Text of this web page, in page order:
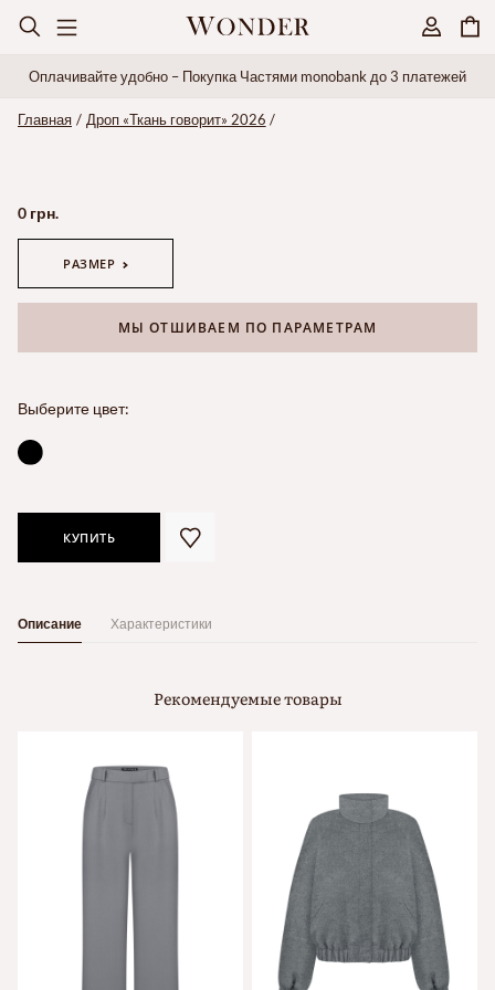
Оплачивайте удобно – Покупка Частями monobank до 3 платежей
Главная Дроп «Ткань говорит» 2026
0 грн.
РАЗМЕР
МЫ ОТШИВАЕМ ПО ПАРАМЕТРАМ
Выберите цвет:
КУПИТЬ
Описание Характеристики
Рекомендуемые товары